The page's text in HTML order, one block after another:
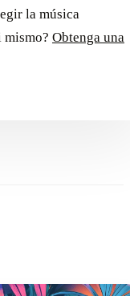
la música
mismo? Obtenga una